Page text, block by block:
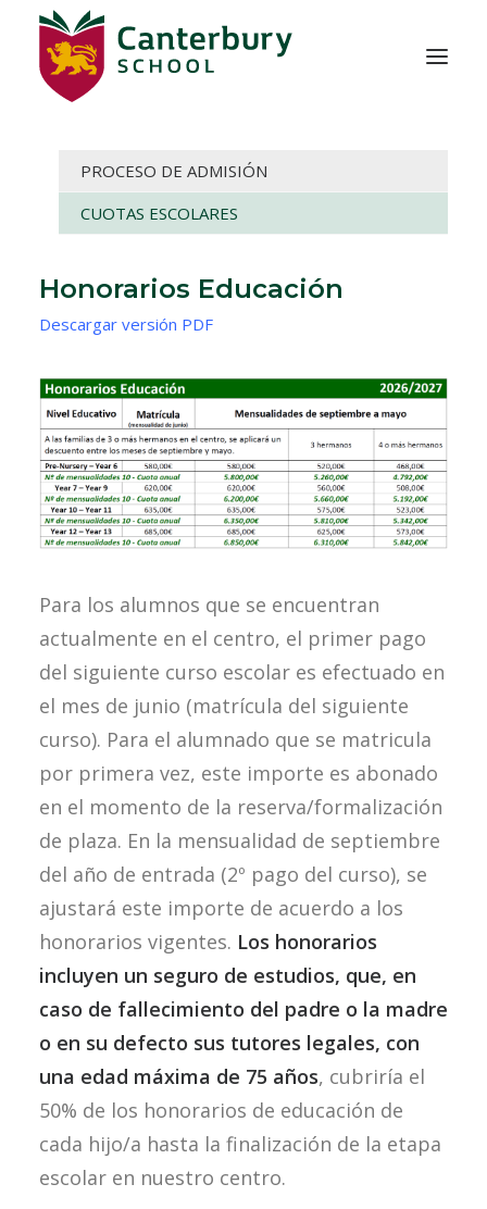
NOSOTROS
ADMISIÓN
CONTACTO
FROG
WEBMAIL
ENGLISH
PROCESO DE ADMISIÓN
CUOTAS ESCOLARES
Honorarios Educación
Descargar versión PDF
Para los alumnos que se encuentran
actualmente en el centro, el primer pago
del siguiente curso escolar es efectuado en
el mes de junio (matrícula del siguiente
curso). Para el alumnado que se matricula
por primera vez, este importe es abonado
en el momento de la reserva/formalización
de plaza. En la mensualidad de septiembre
del año de entrada (2º pago del curso), se
ajustará este importe de acuerdo a los
honorarios vigentes. Los honorarios
incluyen un seguro de estudios, que, en
caso de fallecimiento del padre o la madre
o en su defecto sus tutores legales, con
una edad máxima de 75 años, cubriría el
50% de los honorarios de educación de
cada hijo/a hasta la finalización de la etapa
escolar en nuestro centro.